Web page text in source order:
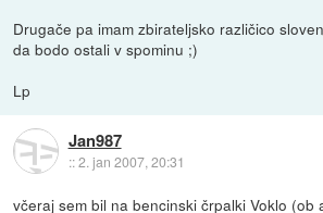
Drugače pa imam zbirateljsko različico
da bodo ostali v spominu ;)
Lp
Jan987
::2. jan 2007, 20:31
včeraj sem bil na bencinski črpalki Voklo (ob